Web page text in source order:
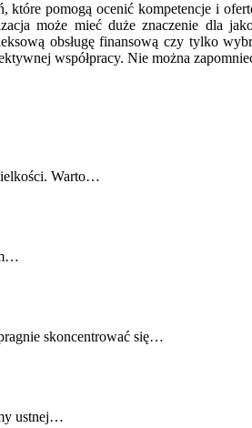
pomogą ocenić kompetencje i
może mieć duże znaczenie dla
obsługę finansową czy tylko
współpracy. Nie można
Warto…
skoncentrować się…
ustnej…